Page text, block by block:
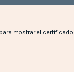
mostrar el certificado.